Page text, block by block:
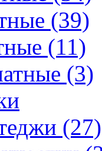
(39)
(11)
(3)
(27)